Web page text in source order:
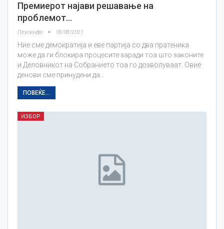
Премиерот најави решавање на
проблемот…
Плусинфо 18/08/2021
Ние сме демократија и еве партија со два пратеника
може да ги блокира процесите заради тоа што законите
и Деловникот на Собранието тоа го дозволуваат. Овие
денови сме принудени да…
ПОВЕЌЕ...
ИЗБОР